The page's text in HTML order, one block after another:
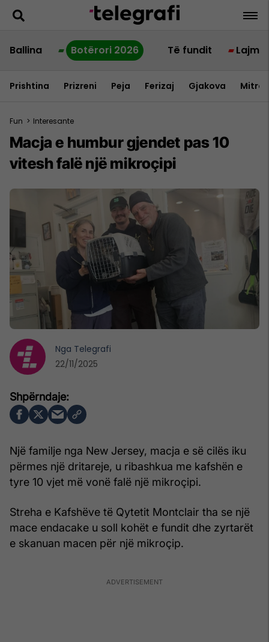
Ballina Botërori 2026 Të fundit Lajme
Prishtina Prizreni Peja Ferizaj Gjakova
Fun > Interesante
Macja e humbur gjendet pas 10
vitesh falë një mikroçipi
Një familje nga New Jersey, macja e së cilës iku
përmes një dritareje, u ribashkua me kafshën e
tyre 10 vjet më vonë falë një mikroçipi.
Streha e Kafshëve të Qytetit Montclair tha se një
mace endacake u soll kohët e fundit dhe zyrtarët
e skanuan macen për një mikroçip.
Nga Telegrafi
22/11/2025